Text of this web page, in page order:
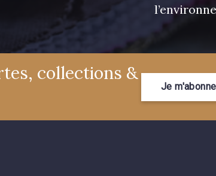
collections &
Je